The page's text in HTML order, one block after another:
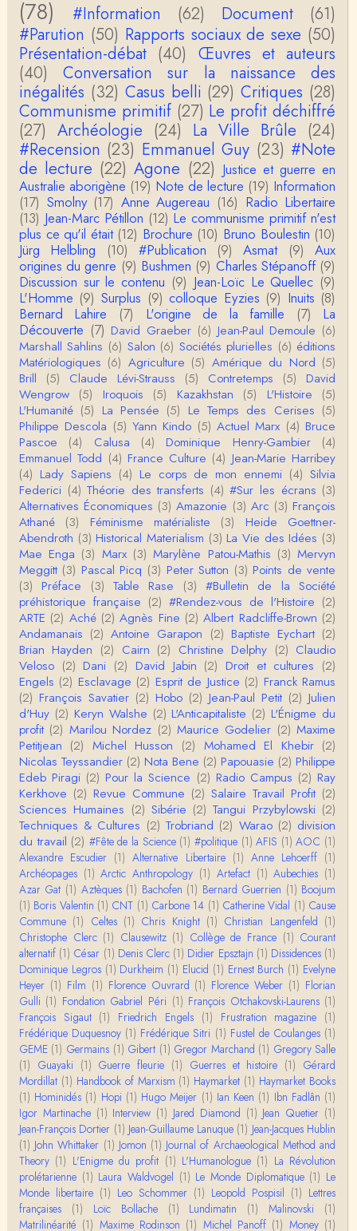
fier. Il mène à la thèse de Jean-Claude Favin…
roland `chaudat
le lien cité par BB ne fonctionne pas ( 6 ans aprè
s), dommage, mais j'ai la même impression que …
Christophe Darmangeat
La plus récente, donc celle en français, la quatrièm
e, publiée chez La Découverte.Bonne lecture !
Anonymous
Actuellement c'est quelle édition qui est la plus à jo
ur? La dernière edition française ou celle…
roland chaudat
le sous-titre de l’article de la Lutte de Classes “No
n, l’oppression des femmes n’a pas toujours exi…
roland chaudat
Votre gourmandise sera probablement récompens
ée parce que Snow apporte "de l'eau à votre m
o…
Christophe Darmangeat
...Et merci à vous pour Snow – qui m'a l'air d'être
davantage une histoire qu'une et…
roland chaudat
Tout à fait d'accord avec vous et quant à Leacock j
e n'ai lu qu'un de ses ouvrages et il…
Anonymous
Homo sapiens a clairement évolué depuis 300 00
0 ans. Tout d'abord, il y a la différence notable …
Christophe Darmangeat
Cet article apporte de l'eau à mon moulin (si j'ose
dire) en appuyant la réalité des torture…
roland chaudat
IROQUOIS CANNIBALISM: FACT NOT FICTIONTho
mas S. AblerUniversity of WaterlooBien que ce text
e ne comp…
roland chaudat
Merci de relever ma généralisation hâtive en ce qu
i concerne une hypothétique proportion relative e
n…
Christophe Darmangeat
Pour ce qui est des effets de la variole, ils ont en
effet été catastrophiques 'une manière géné…
Roland Chaudat
L'histoire des populations autochtones profite certai
nement de ces reconstitutions dont la visit…
Anonymous
Je viens de regarder une vidéo de Pascal Picq sur
"le blob" à l'instant. Mon premier r…
Yves Le Dantec
En effet, par "hiérarchie" j'entendais surtout ce que
tu entends dans ton second point…
Claude Julien
« Nous n’avons pas cessé, de toute évidence, d’êt
re ‘ethnocentriques’. Mais nous n’en sommes pas m
oi…
Christophe Darmangeat
Encore une fois, l'histoire de la hiérarchie ne me s
emble pas être le bon angle de discussion – …
Christophe Darmangeat
Évidemment, de toute façon c'est toujours de ma f
aute. ;-)
Damian
Merci de ta réponse ! Pour les pénis, c'est de cell
(78)
#Information (62) Document
(61)
#Parution (50) Rapports sociaux de sexe (50)
Présentation-débat (40) Œuvres et auteurs
(40)
Conversation sur la naissance des
inégalités (32) Casus belli (29) Critiques (28)
Communisme primitif (27) Le profit déchiffré
(27) Archéologie (24) La Ville Brûle (24)
#Recension (23) Emmanuel Guy (23) #Note
de lecture (22) Agone (22) Justice et guerre en
Australie aborigène (19) Note de lecture (19) Information
(17) Smolny (17) Anne Augereau (16) Radio Libertaire
(13) Jean-Marc Pétillon (12) Le communisme primitif n'est
plus ce qu'il était (12) Brochure (10) Bruno Boulestin (10)
Jürg Helbling
(10) #Publication (9) Asmat (9)
Aux
origines du genre (9) Bushmen (9) Charles Stépanoff (9)
Discussion sur le contenu (9) Jean-Loïc Le Quellec (9)
L'Homme (9) Surplus (9) colloque Eyzies (9) Inuits (8)
Bernard Lahire
(7) L'origine de la famille (7)
La
Découverte (7) David Graeber (6) Jean-Paul Demoule (6)
Marshall Sahlins (6) Salon (6) Sociétés plurielles (6) éditions
Matériologiques (6) Agriculture (5) Amérique du Nord (5)
Brill
(5) Claude Lévi-Strauss (5) Contretemps (5)
David
Wengrow (5) Iroquois (5) Kazakhstan (5) L'Histoire
(5)
L'Humanité (5) La Pensée (5) Le Temps des Cerises (5)
Philippe Descola (5) Yann Kindo (5) Actuel Marx (4) Bruce
Pascoe
(4) Calusa (4) Dominique Henry-Gambier
(4)
Emmanuel Todd (4) France Culture (4) Jean-Marie Harribey
(4) Lady Sapiens (4) Le corps de mon ennemi (4) Silvia
Federici (4) Théorie des transferts (4) #Sur les écrans (3)
Alternatives Économiques (3) Amazonie (3) Arc (3) François
Athané
(3) Féminisme matérialiste (3)
Heide Goettner-
Abendroth (3) Historical Materialism (3) La Vie des Idées (3)
Mae Enga (3) Marx (3) Marylène Patou-Mathis (3) Mervyn
Meggitt (3) Pascal Picq (3) Peter Sutton (3) Points de vente
(3) Préface (3) Table Rase (3) #Bulletin de la Société
préhistorique française (2) #Rendez-vous de l'Histoire (2)
ARTE (2) Aché (2) Agnès Fine (2) Albert Radcliffe-Brown (2)
Andamanais (2) Antoine Garapon (2) Baptiste Eychart (2)
Brian Hayden (2) Cairn (2) Christine Delphy (2) Claudio
Veloso (2) Dani (2) David Jabin (2) Droit et cultures (2)
Engels (2) Esclavage (2) Esprit de Justice (2) Franck Ramus
(2) François Savatier (2) Hobo (2) Jean-Paul Petit (2) Julien
d'Huy (2) Keryn Walshe (2) L'Anticapitaliste (2) L'Énigme du
profit (2) Marilou Nordez (2) Maurice Godelier (2) Maxime
Petitjean (2) Michel Husson (2) Mohamed El Khebir (2)
Nicolas Teyssandier (2) Nota Bene (2) Papouasie (2) Philippe
Edeb Piragi (2) Pour la Science (2) Radio Campus (2) Ray
Kerkhove (2) Revue Commune (2) Salaire Travail Profit (2)
Sciences Humaines (2) Sibérie (2) Tangui Przybylowski (2)
Techniques & Cultures (2) Trobriand (2) Warao (2) division
du travail (2) #Fête de la Science (1) #politique (1) AFIS (1) AOC (1)
Alexandre Escudier (1) Alternative Libertaire (1) Anne Lehoerff (1)
Archéopages (1) Arctic Anthropology (1) Artefact (1) Aubechies (1)
Azar Gat (1) Aztèques (1) Bachofen (1) Bernard Guerrien (1) Boojum
(1) Boris Valentin (1) CNT (1) Carbone 14 (1) Catherine Vidal (1) Cause
Commune (1) Celtes (1) Chris Knight (1) Christian Langenfeld (1)
Christophe Clerc (1) Clausewitz (1) Collège de France (1) Courant
alternatif (1) César (1) Denis Clerc (1) Didier Epsztajn (1) Dissidences (1)
Dominique Legros (1) Durkheim (1) Elucid (1) Ernest Burch (1) Evelyne
Heyer (1) Film (1) Florence Ouvrard (1) Florence Weber (1) Florian
Gulli (1) Fondation Gabriel Péri (1) François Otchakovski-Laurens (1)
François Sigaut (1) Friedrich Engels (1) Frustration magazine (1)
Frédérique Duquesnoy (1) Frédérique Sitri (1) Fustel de Coulanges (1)
GEME (1) Germains (1) Gibert (1) Gregor Marchand (1) Gregory Salle
(1) Guayaki (1) Guerre fleurie (1) Guerres et histoire (1) Gérard
Mordillat (1) Handbook of Marxism (1) Haymarket (1) Haymarket Books
(1) Hominidés (1) Hopi (1) Hugo Meijer (1) Ian Keen (1) Ibn Fadlân (1)
Igor Martinache (1) Interview (1) Jared Diamond (1) Jean Quetier (1)
Jean-François Dortier (1) Jean-Guillaume Lanuque (1) Jean-Jacques Hublin
(1) John Whittaker (1) Jomon (1) Journal of Archaeological Method and
Theory (1) L'Enigme du profit (1) L'Humanologue (1) La Révolution
prolétarienne (1) Laura Waldvogel (1) Le Monde Diplomatique (1) Le
Monde libertaire (1) Leo Schommer (1) Leopold Pospisil (1) Lettres
françaises
(1) Loïc Bollache (1) Lundimatin (1) Malinovski
(1)
Matrilinéarité (1) Maxime Rodinson (1) Michel Panoff (1) Money (1)